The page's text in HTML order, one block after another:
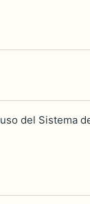
del Sistema